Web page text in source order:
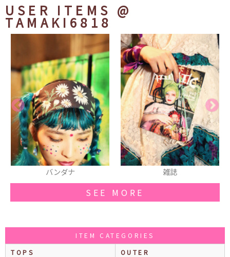
USER ITEMS @
TAMAKI6818
雑誌
SEE MORE
ITEM CATEGORIES
TOPS
OUTER